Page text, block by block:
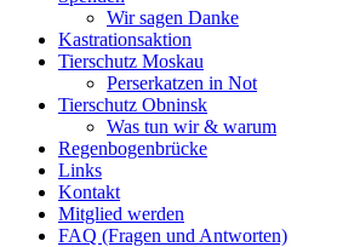
Wir sagen Danke
Kastrationsaktion
Tierschutz Moskau
Perserkatzen in Not
Tierschutz Obninsk
Was tun wir & warum
Regenbogenbrücke
Links
Kontakt
Mitglied werden
FAQ (Fragen und Antworten)